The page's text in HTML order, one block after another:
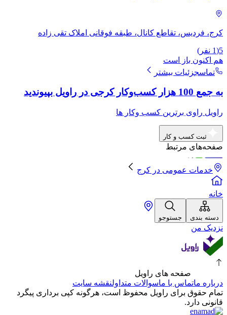
کرج، فردیس، تقاطع کانال، طبقه فوقانی املاک تقی زاده
5
(
1 نفر)
هم اکنون باز است
تماسجزئیات بیشتر
به جمع 100 هزار کسب‌وکار کرجی در راویل بپیوندید
راویل راوی برترین کسب وکار ها
ثبت کسب و کار
صفحه‌های مرتبط
خدمات عمومی در کرج
خانه
دسته بندی جستوجو
نزدیک من
صفحه های راویل
درباره ماتماس با ماسوالات متداولنقشه سایت
تمام حقوق برای راویل محفوظ است، هرگونه کپی برداری پیگرد
قانونی دارد.